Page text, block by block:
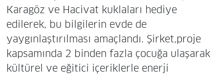
Karagöz ve Hacivat kuklaları hediye
edilerek, bu bilgilerin evde de
yaygınlaştırılması amaçlandı. Şirket,proje
kapsamında 2 binden fazla çocuğa ulaşarak
kültürel ve eğitici içeriklerle enerji